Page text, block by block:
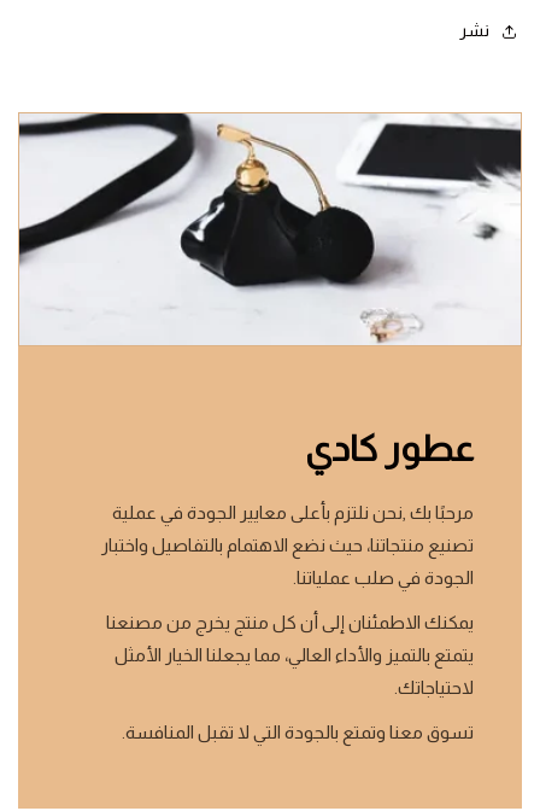
نشر
عطور كادي
مرحبًا بك ,نحن نلتزم بأعلى معايير الجودة في عملية
تصنيع منتجاتنا، حيث نضع الاهتمام بالتفاصيل واختبار
الجودة في صلب عملياتنا.
يمكنك الاطمئنان إلى أن كل منتج يخرج من مصنعنا
يتمتع بالتميز والأداء العالي، مما يجعلنا الخيار الأمثل
لاحتياجاتك.
تسوق معنا وتمتع بالجودة التي لا تقبل المنافسة.